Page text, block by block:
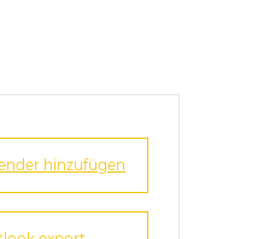
hinzufügen